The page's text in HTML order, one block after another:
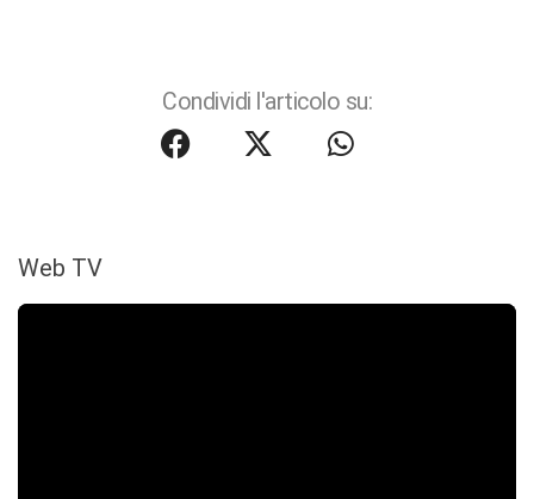
Condividi l'articolo su:
Web TV